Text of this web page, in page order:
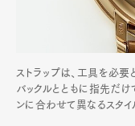
ストラップは、工具を必要
バックルとともに指先だ
ンに合わせて異なるスタイ